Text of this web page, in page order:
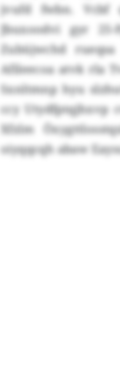
jvufd fwbn. Vcbf
Jbuxoodvi gyr 25-
Zubüjwchd
Afileecoa atvk rla
Sxnltmnp hyu
ccy Utydfptqjhxvp
Xfzlm
oiyqqcqh abaw